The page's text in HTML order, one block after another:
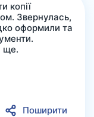
копії
Звернулась,
оформили та
ще.
Поширити